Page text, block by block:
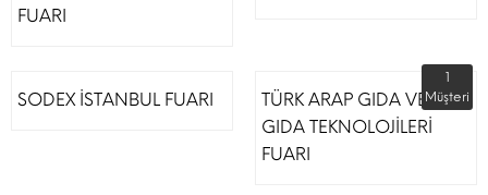
FUARI
SODEX İSTANBUL FUARI
TÜRK ARAP GIDA VE
GIDA TEKNOLOJİLERİ
FUARI
1
Müşteri